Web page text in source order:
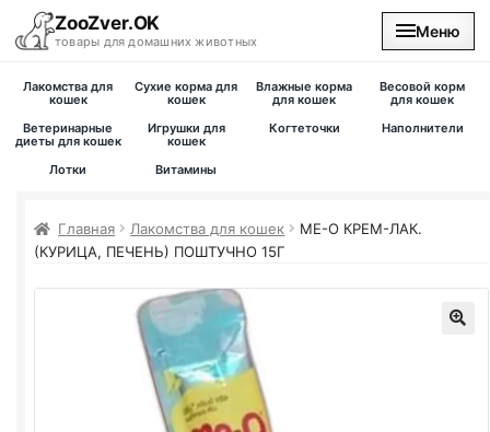
ZooZver.OK
товары для домашних животных
Меню
На главную
Лакомства для
кошек
Сухие корма для
кошек
Влажные корма
для кошек
Весовой корм
для кошек
Ветеринарные
диеты для кошек
Игрушки для
кошек
Когтеточки Наполнители
Лотки Витамины
Главная Лакомства для кошек
ME-O КРЕМ-ЛАК.
(КУРИЦА, ПЕЧЕНЬ) ПОШТУЧНО 15Г